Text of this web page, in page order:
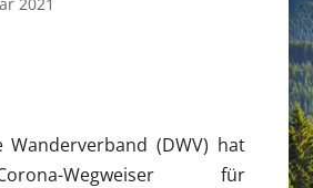
Wanderverband (DWV) hat
Wegweiser für